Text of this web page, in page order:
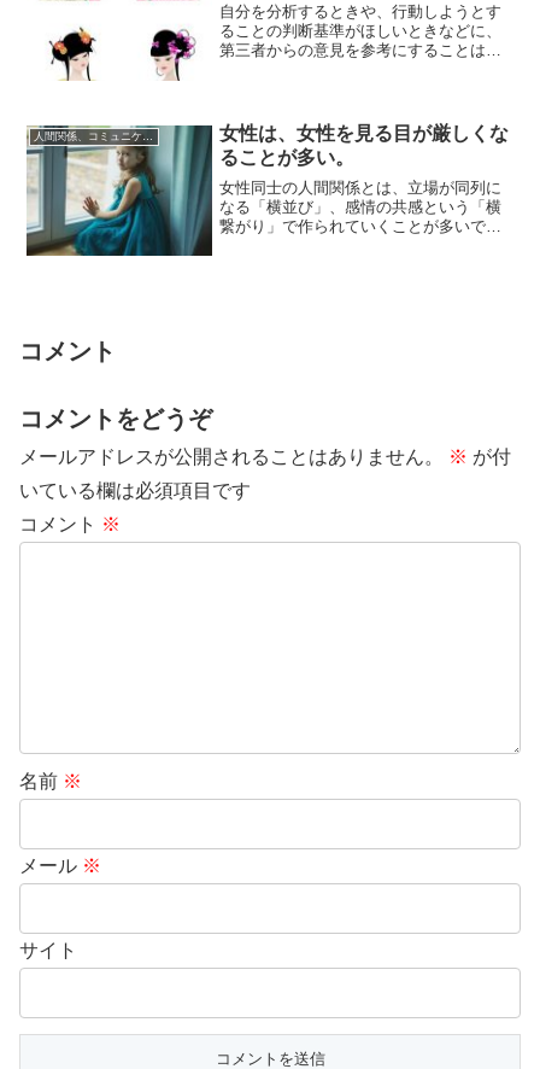
自分を分析するときや、行動しようとす
ることの判断基準がほしいときなどに、
第三者からの意見を参考にすることは役
人間関係、コミュニケーション
女性は、女性を見る目が厳しくな
ることが多い。
女性同士の人間関係とは、立場が同列に
なる「横並び」、感情の共感という「横
繋がり」で作られていくことが多いで
コメント
コメントをどうぞ
メールアドレスが公開されることはありません。 ※ が付
いている欄は必須項目です
コメント ※
名前 ※
メール ※
サイト